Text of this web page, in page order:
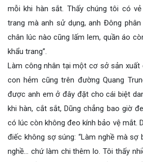
mỗi khi hàn sắt. Thấy chúng tôi có
trang mà anh sử dụng, anh Đông
chân lúc nào cũng lấm lem, quần áo
khẩu trang”.
Làm công nhân tại một cơ sở sản
con hẻm cũng trên đường Quang
được anh em ở đây đặt cho cái biệt
khi hàn, cắt sắt, Dũng chẳng bao giờ
có lúc còn không đeo kính bảo vệ mắt.
điếc không sợ súng: “Làm nghề mà
nghề... chứ làm chi thêm lo. Tôi thấy